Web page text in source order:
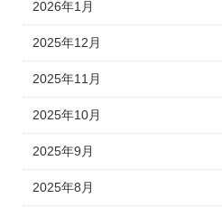
2026年1月
2025年12月
2025年11月
2025年10月
2025年9月
2025年8月